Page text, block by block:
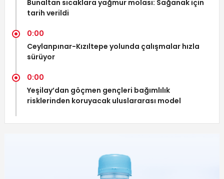
Bunaltan sıcaklara yağmur molası: Sağanak için
tarih verildi
0:00
Ceylanpınar-Kızıltepe yolunda çalışmalar hızla
sürüyor
0:00
Yeşilay’dan göçmen gençleri bağımlılık
risklerinden koruyacak uluslararası model